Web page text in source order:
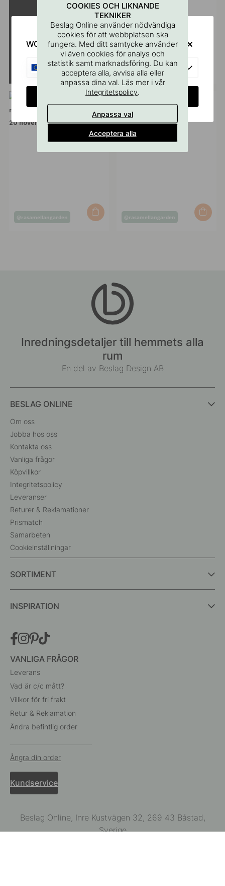
Inlägg
publicerat
@halloneett
Inlägg
publicerat
av
@cultumdesignab
Inlägg
@rasamellangarden
Inlägg
@rasamellangarden
Inredningsdetaljer till hemmets alla
rum
En del av Beslag Design AB
BESLAG ONLINE
Om oss
Jobba hos oss
Kontakta oss
Vanliga frågor
Köpvillkor
Integritetspolicy
Leveranser
Returer & Reklamationer
Prismatch
Samarbeten
Cookieinställningar
SORTIMENT
INSPIRATION
VANLIGA FRÅGOR
Leverans
Vad är c/c mått?
Villkor för fri frakt
Retur & Reklamation
Ändra befintlig order
Ångra din order
Kundservice
Beslag Online, Inre Kustvägen 32, 269 43 Båstad,
Sverige
COOKIES OCH LIKNANDE
TEKNIKER
Beslag Online använder nödvändiga
cookies för att webbplatsen ska
fungera. Med ditt samtycke använder
vi även cookies för analys och
statistik samt marknadsföring. Du kan
acceptera alla, avvisa alla eller
anpassa dina val. Läs mer i vår
Integritetspolicy.
Anpassa val
Acceptera alla
WOULD YOU RATHER VISIT?
EU
CHANGE COUNTRY